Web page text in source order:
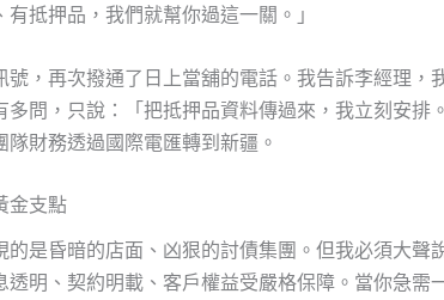
抵押品，我們就幫你過這一關。」
，再次撥通了日上當舖的電話。我告訴李經理，
問，只說：「把抵押品資料傳過來，我立刻安排
財務透過國際電匯轉到新疆。
金支點
是昏暗的店面、凶狠的討債集團。但我必須大聲
明、契約明載、客戶權益受嚴格保障。當你急需